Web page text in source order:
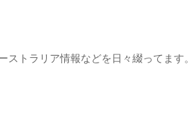
トラリア情報などを日々綴ってます。